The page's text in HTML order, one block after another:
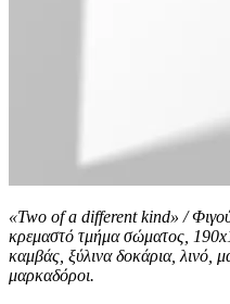
«Two of a different kind» /
κρεμαστό τμήμα σώματος,
καμβάς, ξύλινα δοκάρια, λινό,
μαρκαδόροι.